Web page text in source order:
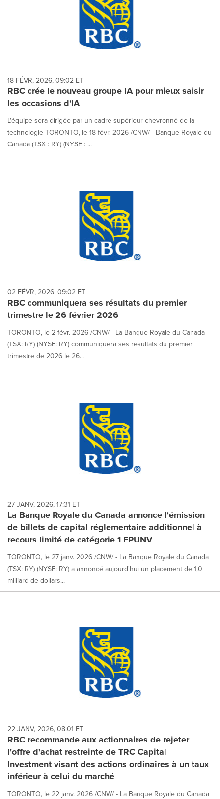
18 FÉVR, 2026, 09:02 ET
RBC crée le nouveau groupe IA pour mieux saisir
les occasions d'IA
L'équipe sera dirigée par un cadre supérieur chevronné de la
technologie TORONTO, le 18 févr. 2026 /CNW/ - Banque Royale du
Canada (TSX : RY) (NYSE : ...
02 FÉVR, 2026, 09:02 ET
RBC communiquera ses résultats du premier
trimestre le 26 février 2026
TORONTO, le 2 févr. 2026 /CNW/ - La Banque Royale du Canada
(TSX: RY) (NYSE: RY) communiquera ses résultats du premier
trimestre de 2026 le 26...
27 JANV, 2026, 17:31 ET
La Banque Royale du Canada annonce l'émission
de billets de capital réglementaire additionnel à
recours limité de catégorie 1 FPUNV
TORONTO, le 27 janv. 2026 /CNW/ - La Banque Royale du Canada
(TSX: RY) (NYSE: RY) a annoncé aujourd'hui un placement de 1,0
milliard de dollars...
22 JANV, 2026, 08:01 ET
RBC recommande aux actionnaires de rejeter
l'offre d'achat restreinte de TRC Capital
Investment visant des actions ordinaires à un taux
inférieur à celui du marché
TORONTO, le 22 janv. 2026 /CNW/ - La Banque Royale du Canada